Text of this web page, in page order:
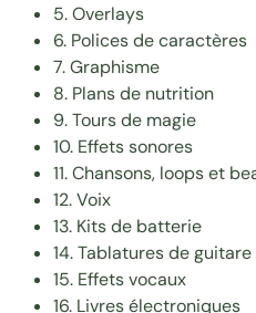
5. Overlays
6. Polices de caractères
7. Graphisme
8. Plans de nutrition
9. Tours de magie
10. Effets sonores
11. Chansons, loops et
12. Voix
13. Kits de batterie
14. Tablatures de
15. Effets vocaux
16. Livres électroniques